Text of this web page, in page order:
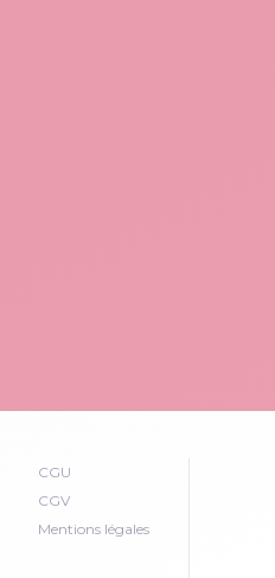
CGU
CGV
Mentions légales